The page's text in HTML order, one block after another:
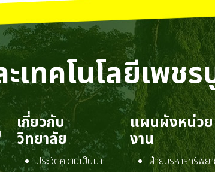
เทคโนโลยีเพช
เกี่ยวกับ
วิทยาลัย
ประวัติความเป็นมา
แผนผังหน่วย
งาน
ฝ่ายบริหารทรัพยา